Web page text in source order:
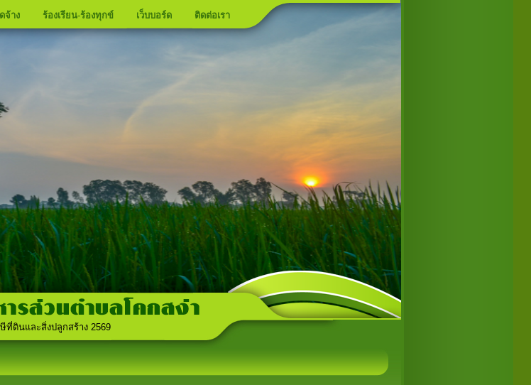
จ้าง ร้องเรียน-ร้องทุกข์ เว็บบอร์ด ติดต่อเรา
2569
ามในการรับสมัครเลือกตั้งสมาชิกสภาองค์การบริหารส่วนตำบลและนายกองค์การบริหารส่วนตำบลโคกสง่า